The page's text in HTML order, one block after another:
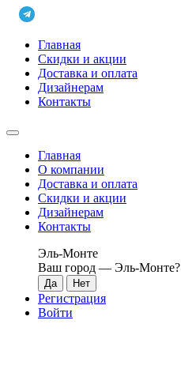
Главная
Скидки и акции
Доставка и оплата
Дизайнерам
Контакты
Главная
О компании
Доставка и оплата
Скидки и акции
Дизайнерам
Контакты
Эль-Монте
Ваш город — Эль-Монте?
Регистрация
Войти